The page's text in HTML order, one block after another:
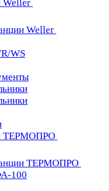
Weller
Weller
WS
ТЕРМОПРО
ТЕРМОПРО
100